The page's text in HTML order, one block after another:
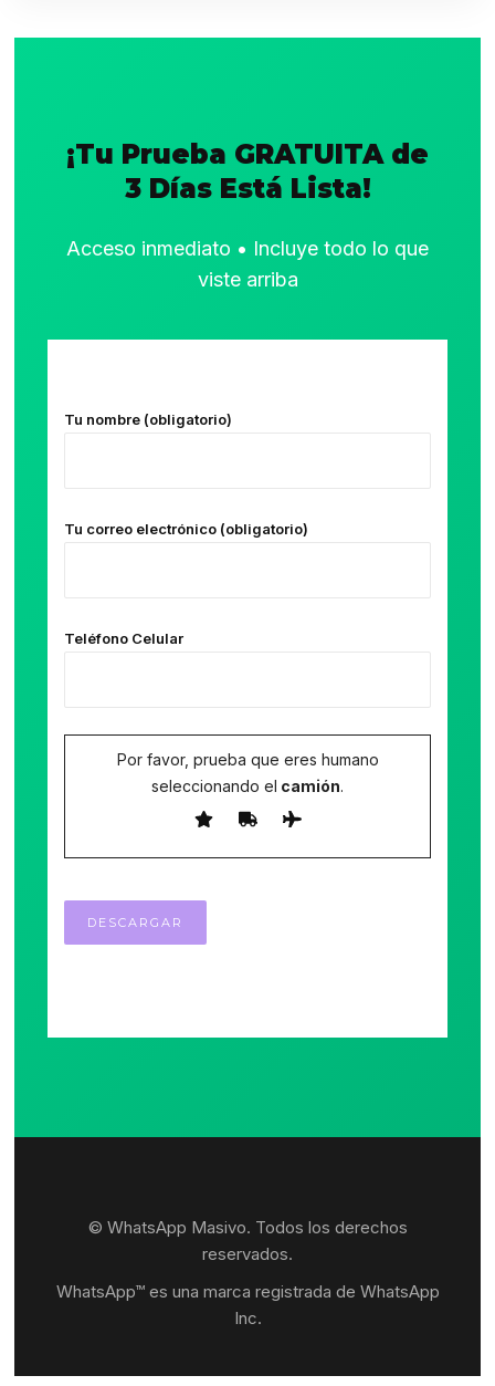
¡Tu Prueba GRATUITA de
3 Días Está Lista!
Acceso inmediato • Incluye todo lo que
viste arriba
Tu nombre (obligatorio)
Tu correo electrónico (obligatorio)
Teléfono Celular
Por favor, prueba que eres humano
seleccionando el camión.
© WhatsApp Masivo. Todos los derechos
reservados.
WhatsApp™ es una marca registrada de WhatsApp
Inc.